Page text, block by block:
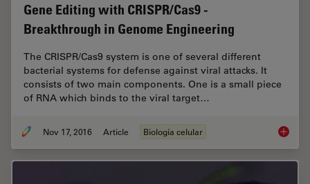
Gene Editing with CRISPR/Cas9 -
Breakthrough in Genome Engineering
The CRISPR/Cas9 system is one of several different
bacterial systems for defense against viral attacks. It
consists of two main components. One is a small piece
of RNA which binds to the viral target…
Nov 17, 2016 Article Biología celular Gene